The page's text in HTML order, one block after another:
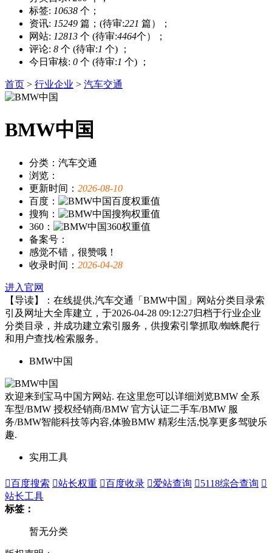
标签: 10638 个；
资讯: 15249 篇；(待审:221 篇）；
网站: 12813 个 (待审:4464个）；
评论: 8 个 (待审:1 个) ；
今日审核: 0 个 (待审:1 个) ；
首页 > 行业企业 > 汽车交通
BMW中国
分类：汽车交通
浏览：
更新时间： 2026-08-10
百度：
搜狗：
360：
备案号：
感觉不错，很赞哦！
收录时间： 2026-04-28
进入官网
【导读】：在线提供,汽车交通「BMW中国」网站分类目录索
引及网址大全库建立，于2026-04-28 09:12:27归档于行业企业
分类目录，并成功建立索引服务，供搜索引擎抓取/蜘蛛爬行
和用户查找/检索服务。
BMW中国
欢迎来到宝马中国方网站. 在这里您可以详细浏览BMW 全系
车型/BMW 授权经销商/BMW 官方认证二手车/BMW 服
务/BMW智能科技等内容,体验BMW 精彩生活,悦享更多驾驶乐
趣.
实用工具
百度搜索 站长权重 百度收录 爱站查询 5118综合查询 
站长工具
标签：
暂无分类